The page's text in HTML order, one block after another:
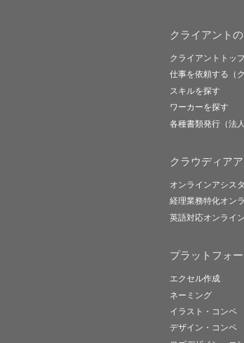
クライアント
クライアントトッ
仕事を依頼する（
スキルを探す
ワーカーを探す
各種書類発行（法人
クラウディア
オンラインアシス
経理業務特化オン
英語対応オンライ
プラットフォ
エクセル作成
ネーミング
イラスト・コンペ
デザイン・コンペ